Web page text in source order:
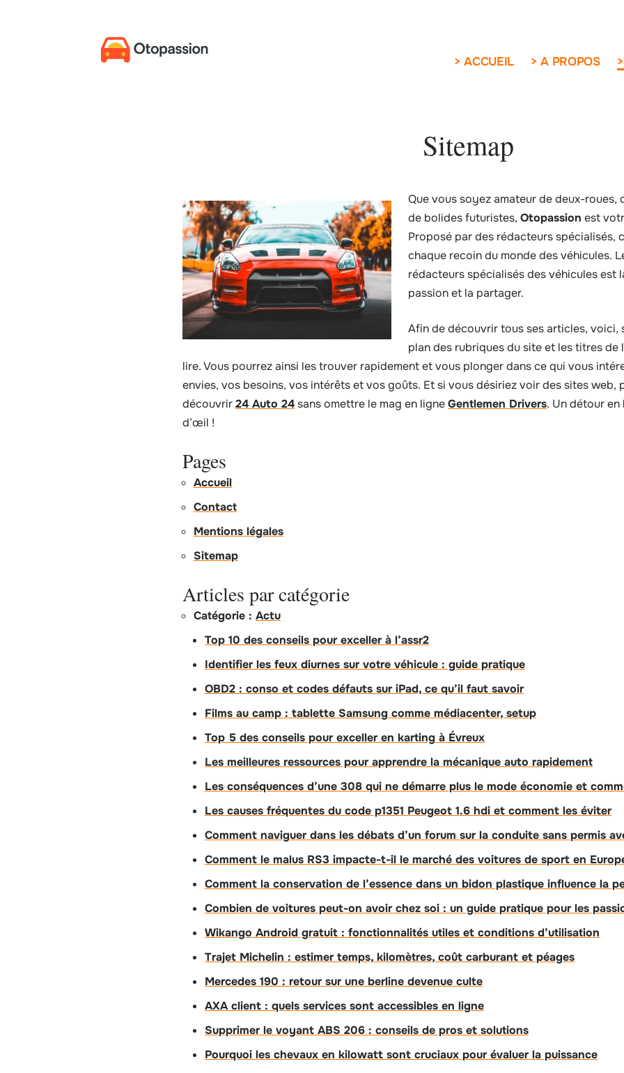
> ACCUEIL > A PROPOS
Sitemap
Que vous soyez amateur de deux-roues,
de bolides futuristes, Otopassion est
Proposé par des rédacteurs
chaque recoin du monde des véhicules.
rédacteurs spécialisés des véhicules est
passion et la partager.
Afin de découvrir tous ses articles, voici,
plan des rubriques du site et les titres de
lire. Vous pourrez ainsi les trouver rapidement et vous plonger dans ce qui vous
envies, vos besoins, vos intérêts et vos goûts. Et si vous désiriez voir des sites web,
découvrir24 Auto 24 sans omettre le mag en ligneGentlemen Drivers. Un détour
d’œil !
Pages
Accueil
Contact
Mentions légales
Sitemap
Articles par catégorie
Catégorie : Actu
Top 10 des conseils pour exceller à l’assr2
Identifier les feux diurnes sur votre véhicule : guide pratique
OBD2 : conso et codes défauts sur iPad, ce qu’il faut savoir
Films au camp : tablette Samsung comme médiacenter, setup
Top 5 des conseils pour exceller en karting à Évreux
Les meilleures ressources pour apprendre la mécanique auto rapidement
Les conséquences d’une 308 qui ne démarre plus le mode économie et
Les causes fréquentes du code p1351 Peugeot 1.6 hdi et comment les éviter
Comment naviguer dans les débats d’un forum sur la conduite sans permis
Comment le malus RS3 impacte-t-il le marché des voitures de sport en
Comment la conservation de l’essence dans un bidon plastique influence la
Combien de voitures peut-on avoir chez soi : un guide pratique pour les
Wikango Android gratuit : fonctionnalités utiles et conditions d’utilisation
Trajet Michelin : estimer temps, kilomètres, coût carburant et péages
Mercedes 190 : retour sur une berline devenue culte
AXA client : quels services sont accessibles en ligne
Supprimer le voyant ABS 206 : conseils de pros et solutions
Pourquoi les chevaux en kilowatt sont cruciaux pour évaluer la puissance